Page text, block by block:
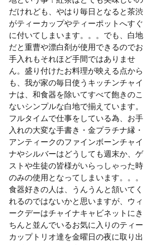
だけれども、やはり毎日となると茶渋
がティーカップやティーポットへすぐ
に付いてしまいます。。。でも、白地
だと重曹や漂白剤が使用できるのでお
手入れもそれほど手間ではありませ
ん。盛り付けたお料理が映える点から
も、我が家の毎日使うキッチンチャイ
ナは、和食器を除いてすべて飽きのこ
ないシンプルな白地で揃えています。
フルタイムで仕事をしている為、お手
入れの大変な手書き・金プラチナ縁・
アンティークのファインボーンチャイ
ナやシルバーはどうしても週末か、ゲ
ストや生徒の皆様がいらっしゃった時
のみの使用となってしまいます。。。
食器好きの人は、うんうんと頷いてく
れるのではないかと思いますが、ウィ
ークデーはチャイナキャビネットにき
ちんと並んでいるお気に入りのティー
カップトリオ達を金曜日の夜に取り出